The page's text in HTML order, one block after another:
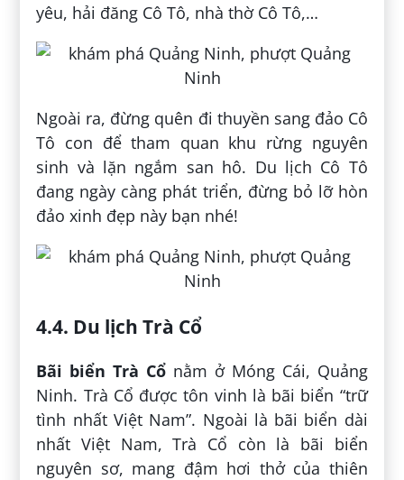
yêu, hải đăng Cô Tô, nhà thờ Cô Tô,…
Ngoài ra, đừng quên đi thuyền sang đảo Cô
Tô con để tham quan khu rừng nguyên
sinh và lặn ngắm san hô. Du lịch Cô Tô
đang ngày càng phát triển, đừng bỏ lỡ hòn
đảo xinh đẹp này bạn nhé!
4.4. Du lịch Trà Cổ
Bãi biển Trà Cổ nằm ở Móng Cái, Quảng
Ninh. Trà Cổ được tôn vinh là bãi biển “trữ
tình nhất Việt Nam”. Ngoài là bãi biển dài
nhất Việt Nam, Trà Cổ còn là bãi biển
nguyên sơ, mang đậm hơi thở của thiên